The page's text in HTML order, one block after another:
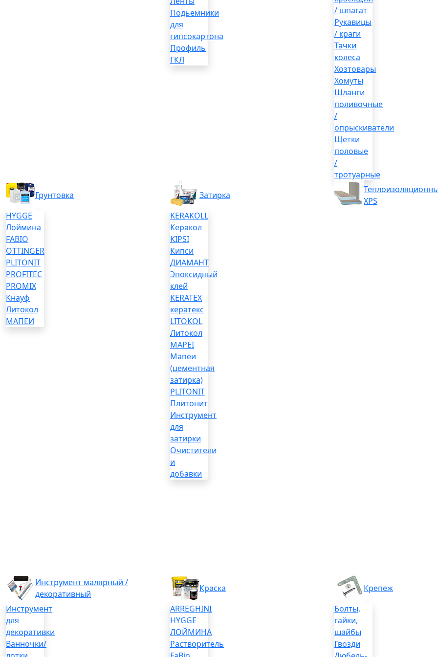
Подьемники
для
гипсокартона
Профиль
ГКЛ
/ шпагат
Рукавицы
/ краги
Тачки
колеса
Хозтовары
Хомуты
Шланги
поливочные
/
опрыскиватели
Щетки
половые
/
тротуарные
Грунтовка
HYGGE
Лоймина
FABIO
OTTINGER
PLITONIT
PROFITEC
PROMIX
Кнауф
Литокол
МАПЕИ
Затирка
KERAKOLL
Керакол
KIPSI
Кипси
ДИАМАНТ
Эпоксидный
клей
KERATEX
кератекс
LITOKOL
Литокол
MAPEI
Мапеи
(цементная
затирка)
PLITONIT
Плитонит
Инструмент
для
затирки
Очистители
и
добавки
XPS
Инструмент малярный /
декоративный
Инструмент
для
декоративки
Ванночки/
Краска
ARREGHINI
HYGGE
ЛОЙМИНА
Растворитель
Крепеж
Болты,
гайки,
шайбы
Гвозди